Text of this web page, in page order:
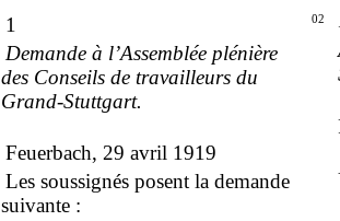
1
Demande à l’Assemblée plénière
des Conseils de travailleurs du
Grand-Stuttgart.
Feuerbach, 29 avril 1919
Les soussignés posent lademande
suivante :
02